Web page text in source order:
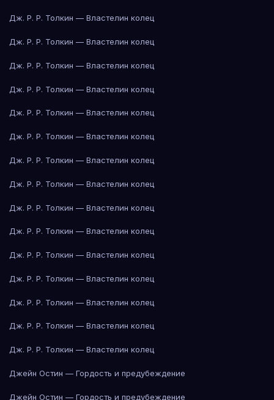
Дж. Р. Р. Толкин — Властелин колец
Дж. Р. Р. Толкин — Властелин колец
Дж. Р. Р. Толкин — Властелин колец
Дж. Р. Р. Толкин — Властелин колец
Дж. Р. Р. Толкин — Властелин колец
Дж. Р. Р. Толкин — Властелин колец
Дж. Р. Р. Толкин — Властелин колец
Дж. Р. Р. Толкин — Властелин колец
Дж. Р. Р. Толкин — Властелин колец
Дж. Р. Р. Толкин — Властелин колец
Дж. Р. Р. Толкин — Властелин колец
Дж. Р. Р. Толкин — Властелин колец
Дж. Р. Р. Толкин — Властелин колец
Дж. Р. Р. Толкин — Властелин колец
Дж. Р. Р. Толкин — Властелин колец
Джейн Остин — Гордость и предубеждение
Джейн Остин — Гордость и предубеждение